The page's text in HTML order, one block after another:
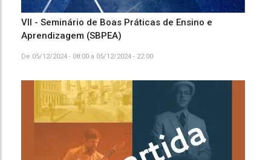
VII - Seminário de Boas Práticas de Ensino e
Aprendizagem (SBPEA)
De 05/12/2024 - 08:00 a 05/12/2024 - 22:00